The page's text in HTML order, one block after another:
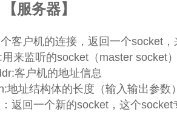
服务器】
客户机的连接，返回一个socket
来监听的socket（master socket）
客户机的地址信息
地址结构体的长度（输入输出参数）
返回一个新的socket，这个socket